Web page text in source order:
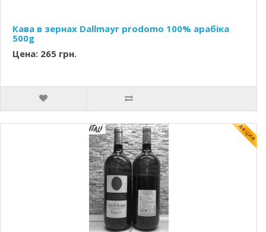
Кава в зернах Dallmayr prodomo 100% арабіка
500g
Цена: 265 грн.